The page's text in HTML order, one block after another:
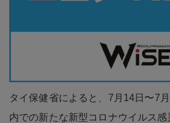
タイ保健省によると、7月14日〜7
内での新たな新型コロナウイルス感